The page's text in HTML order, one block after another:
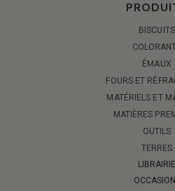
BISCUITS
ÉMAUX
FOURS ET
MATÉRIELS ET
MATIÈRES
OUTILS
TERRES
LIBRAIRIE